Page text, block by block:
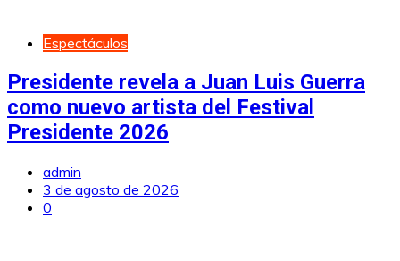
Espectáculos
Presidente revela a Juan Luis Guerra
como nuevo artista del Festival
Presidente 2026
admin
3 de agosto de 2026
0